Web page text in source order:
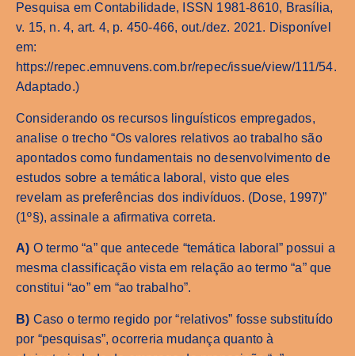
Pesquisa em Contabilidade, ISSN 1981-8610, Brasília,
v. 15, n. 4, art. 4, p. 450-466, out./dez. 2021. Disponível
em:
https://repec.emnuvens.com.br/repec/issue/view/111/54.
Adaptado.)
Considerando os recursos linguísticos empregados,
analise o trecho “Os valores relativos ao trabalho são
apontados como fundamentais no desenvolvimento de
estudos sobre a temática laboral, visto que eles
revelam as preferências dos indivíduos. (Dose, 1997)”
(1º§), assinale a afirmativa correta.
A) O termo “a” que antecede “temática laboral” possui a
mesma classificação vista em relação ao termo “a” que
constitui “ao” em “ao trabalho”.
B) Caso o termo regido por “relativos” fosse substituído
por “pesquisas”, ocorreria mudança quanto à